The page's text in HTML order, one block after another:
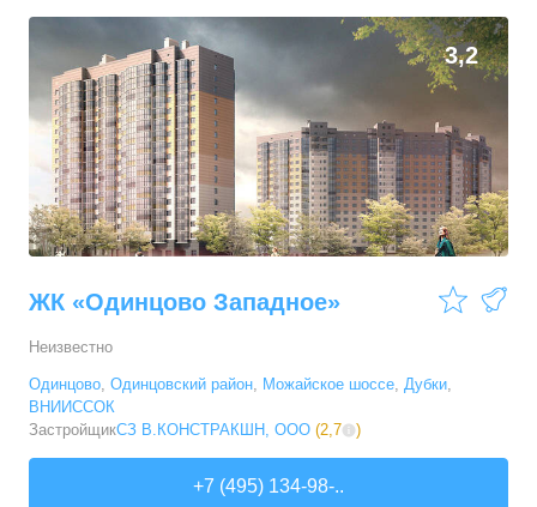
3,2
ЖК «Одинцово Западное»
Неизвестно
Одинцово, Одинцовский район, Можайское шоссе, Дубки,
ВНИИССОК
ЗастройщикСЗ В.КОНСТРАКШН, ООО (2,7 )
+7 (495) 134-98-..